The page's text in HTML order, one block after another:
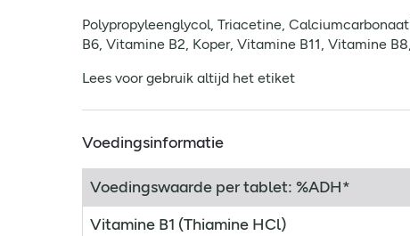
Polypropyleenglycol, Triacetine,
B6, Vitamine B2, Koper, Vitamine B11, Vitamine
Lees voor gebruik altijd het etiket
Voedingsinformatie
Voedingswaarde per tablet: %ADH*
Vitamine B1 (Thiamine HCl)